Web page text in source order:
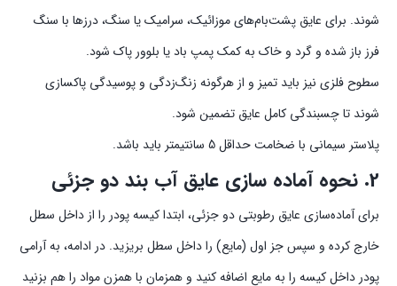
شوند. برای عایق پشت‌بام‌های موزائیک، سرامیک یا سنگ، درزها با سنگ
فرز باز شده و گرد و خاک به کمک پمپ باد یا بلوور پاک شود.
سطوح فلزی نیز باید تمیز و از هرگونه زنگ‌زدگی و پوسیدگی پاکسازی
شوند تا چسبندگی کامل عایق تضمین شود.
پلاستر سیمانی با ضخامت حداقل 5 سانتیمتر باید باشد.
2. نحوه آماده سازی عایق آب بند دو جزئی
برای آماده‌سازی عایق رطوبتی دو جزئی، ابتدا کیسه پودر را از داخل سطل
خارج کرده و سپس جز اول (مایع) را داخل سطل بریزید. در ادامه، به آرامی
پودر داخل کیسه را به مایع اضافه کنید و همزمان با همزن مواد را هم بزنید